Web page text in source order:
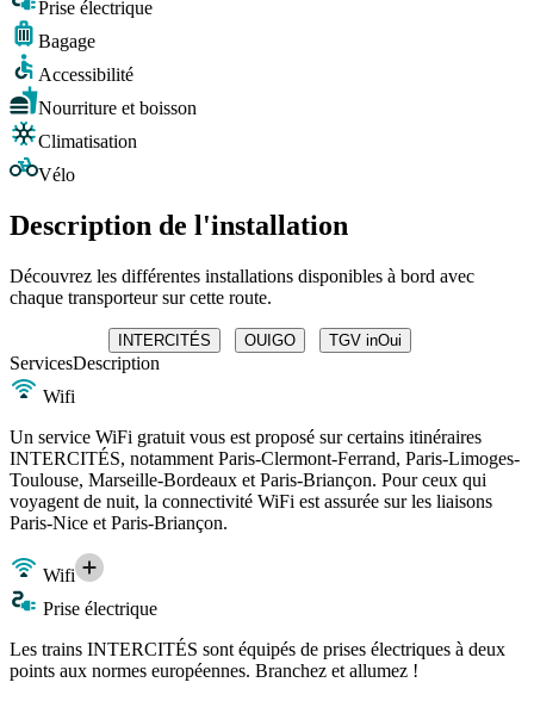
Prise électrique
Bagage
Accessibilité
Nourriture et boisson
Climatisation
Vélo
Description de l'installation
Découvrez les différentes installations disponibles à bord avec
chaque transporteur sur cette route.
INTERCITÉS OUIGO TGV inOui
ServicesDescription
Wifi
Un service WiFi gratuit vous est proposé sur certains itinéraires
INTERCITÉS, notamment Paris-Clermont-Ferrand, Paris-Limoges-
Toulouse, Marseille-Bordeaux et Paris-Briançon. Pour ceux qui
voyagent de nuit, la connectivité WiFi est assurée sur les liaisons
Paris-Nice et Paris-Briançon.
Wifi
Prise électrique
Les trains INTERCITÉS sont équipés de prises électriques à deux
points aux normes européennes. Branchez et allumez !